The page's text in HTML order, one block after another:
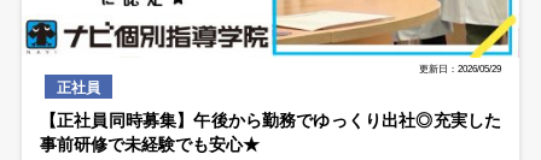
更新日：2026/05/29
正社員
【正社員同時募集】午後から勤務でゆっくり出社◎充実した
事前研修で未経験でも安心★